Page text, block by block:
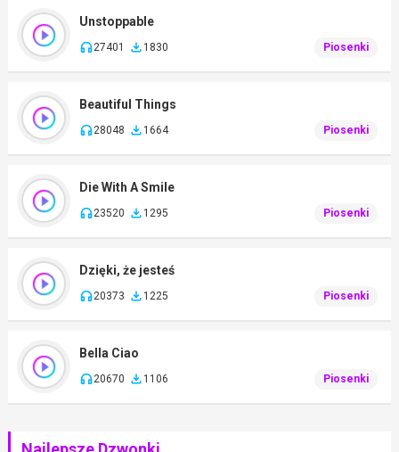
Unstoppable
27401 1830 Piosenki
Beautiful Things
28048 1664 Piosenki
Die With A Smile
23520 1295 Piosenki
Dzięki, że jesteś
20373 1225 Piosenki
Bella Ciao
20670 1106 Piosenki